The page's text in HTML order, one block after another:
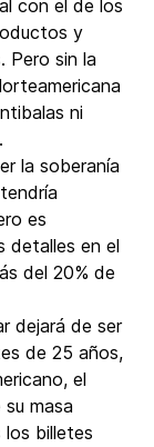
con el de los
y
Pero sin la
ni
la soberanía
es
detalles en el
del 20% de
dejará de ser
de 25 años,
el
masa
billetes